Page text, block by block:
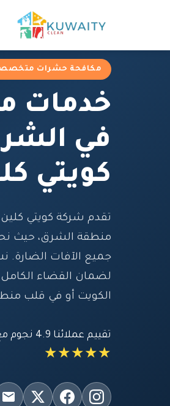
مكافحة حشرات
خدمات
في
كويتي
تقدم شركة كويتي
منطقة الشرق، حيث
جميع الآفات الضارة.
لضمان القضاء
الكويت أو في قلب
تقييم عملائنا 4.9 نجوم مع Google
★★★★★